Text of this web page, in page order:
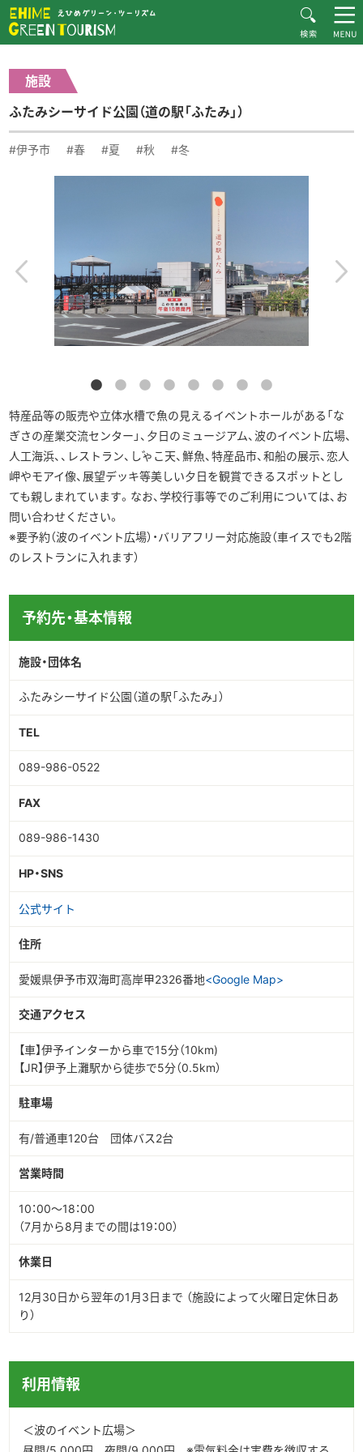
お知らせ
おすすめプラン
体験・施設紹介
ムービー
愛媛県グリーン・ツーリズム推進協議会について
お問い合わせ サイトマップ
施設
ふたみシーサイド公園（道の駅「ふたみ」）
#伊予市 #春 #夏 #秋 #冬
特産品等の販売や立体水槽で魚の見えるイベントホールがある「な
ぎさの産業交流センター」、夕日のミュージアム、波のイベント広場、
人工海浜、、レストラン、じゃこ天、鮮魚、特産品市、和船の展示、恋人
岬やモアイ像、展望デッキ等美しい夕日を観賞できるスポットとし
ても親しまれています。なお、学校行事等でのご利用については、お
問い合わせください。
※要予約（波のイベント広場）・バリアフリー対応施設（車イスでも2階
のレストランに入れます）
予約先・基本情報
施設・団体名
ふたみシーサイド公園（道の駅「ふたみ」）
TEL
089-986-0522
FAX
089-986-1430
HP・SNS
公式サイト
住所
愛媛県伊予市双海町高岸甲2326番地<Google Map>
交通アクセス
【車】伊予インターから車で15分（10km)
【JR】伊予上灘駅から徒歩で5分（0.5km）
駐車場
有/普通車120台 団体バス2台
営業時間
10：00～18：00
（7月から8月までの間は19：00）
休業日
12月30日から翌年の1月3日まで （施設によって火曜日定休日あ
り）
利用情報
＜波のイベント広場＞